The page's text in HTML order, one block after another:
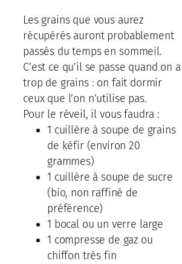
Les grains que vous aurez
récupérés auront probablement
passés du temps en sommeil.
C’est ce qu’il se passe quand on a
trop de grains : on fait dormir
ceux que l’on n’utilise pas.
Pour le réveil, il vous faudra :
1 cuillère à soupe de grains
de kéfir (environ 20
grammes)
1 cuillère à soupe de sucre
(bio, non raffiné de
préférence)
1 bocal ou un verre large
1 compresse de gaz ou
chiffon très fin